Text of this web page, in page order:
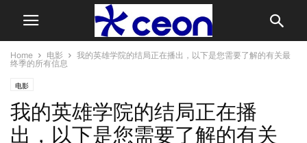
Home 电影
我的英雄学院的结局正在播出，以下是您需要了解的有关最
终季的所有信息
电影
我的英雄学院的结局正在播
出，以下是您需要了解的有关